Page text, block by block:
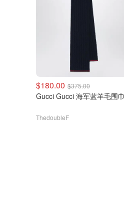
$180.00 $375.00
Gucci Gucci 海军蓝羊毛围巾
ThedoubleF